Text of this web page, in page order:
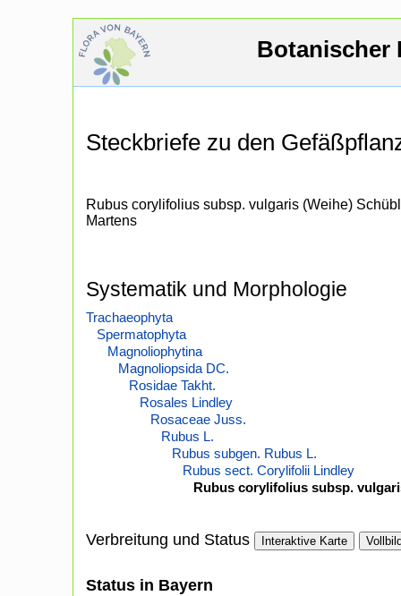
Botanischer
Steckbriefe zu den
Rubus corylifolius subsp. vulgaris (Weihe)
Martens
Systematik und Morphologie
Trachaeophyta
Spermatophyta
Magnoliophytina
Magnoliopsida DC.
Rosidae Takht.
Rosales Lindley
Rosaceae Juss.
Rubus L.
Rubus subgen. Rubus L.
Rubus sect. Corylifolii Lindley
Rubus corylifolius subsp.
Verbreitung und Status Interaktive Karte
Status in Bayern